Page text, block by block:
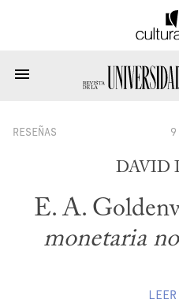
RESEÑAS 9
DAVID
E. A.
monetaria
LEER